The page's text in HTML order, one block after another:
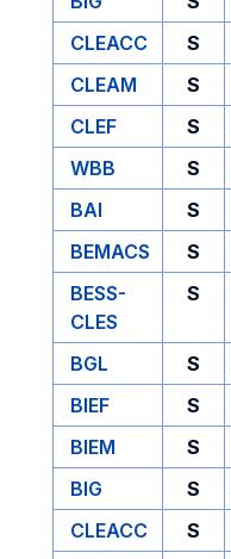
CLEACC
S
CLEAM
S
CLEF
S
WBB
S
BAI
S
BEMACS
S
BESS-
CLES
S
BGL S
BIEF
S
BIEM
S
BIG
S
CLEACC
S